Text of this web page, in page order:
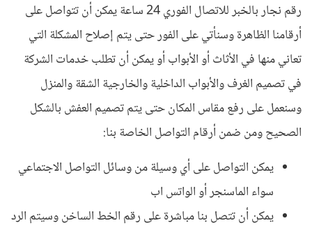
رقم نجار بالخبر للاتصال الفوري 24 ساعة يمكن أن تتواصل على
أرقامنا الظاهرة وسنأتي على الفور حتى يتم إصلاح المشكلة التي
تعاني منها في الأثاث أو الأبواب أو يمكن أن تطلب خدمات الشركة
في تصميم الغرف والأبواب الداخلية والخارجية الشقة والمنزل
وسنعمل على رفع مقاس المكان حتى يتم تصميم العفش بالشكل
الصحيح ومن ضمن أرقام التواصل الخاصة بنا:
يمكن التواصل على أي وسيلة من وسائل التواصل الاجتماعي
سواء الماسنجر أو الواتس اب
يمكن أن تتصل بنا مباشرة على رقم الخط الساخن وسيتم الرد